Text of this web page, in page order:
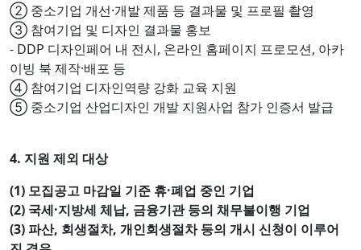
② 중소기업 개선·개발 제품 등 결과물 및 프로필 촬영
③ 참여기업 및 디자인 결과물 홍보
- DDP 디자인페어 내 전시, 온라인 홈페이지 프로모션, 아카
이빙 북 제작·배포 등
④ 참여기업 디자인역량 강화 교육 지원
⑤ 중소기업 산업디자인 개발 지원사업 참가 인증서 발급
4. 지원 제외 대상
(1) 모집공고 마감일 기준 휴·폐업 중인 기업
(2) 국세·지방세 체납, 금융기관 등의 채무불이행 기업
(3) 파산, 회생절차, 개인회생절차 등의 개시 신청이 이루어